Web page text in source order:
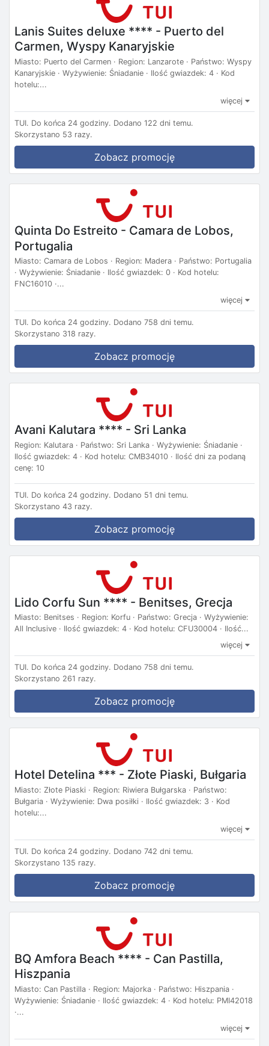
Lanis Suites deluxe **** - Puerto del
Carmen, Wyspy Kanaryjskie
Miasto: Puerto del Carmen · Region: Lanzarote · Państwo: Wyspy
Kanaryjskie · Wyżywienie: Śniadanie · Ilość gwiazdek: 4 · Kod
hotelu:...
więcej
TUI. Do końca 24 godziny. Dodano 122 dni temu.
Skorzystano 53 razy.
Zobacz promocję
Quinta Do Estreito - Camara de Lobos,
Portugalia
Miasto: Camara de Lobos · Region: Madera · Państwo: Portugalia
· Wyżywienie: Śniadanie · Ilość gwiazdek: 0 · Kod hotelu:
FNC16010 ·...
więcej
TUI. Do końca 24 godziny. Dodano 758 dni temu.
Skorzystano 318 razy.
Zobacz promocję
Avani Kalutara **** - Sri Lanka
Region: Kalutara · Państwo: Sri Lanka · Wyżywienie: Śniadanie ·
Ilość gwiazdek: 4 · Kod hotelu: CMB34010 · Ilość dni za podaną
cenę: 10
TUI. Do końca 24 godziny. Dodano 51 dni temu.
Skorzystano 43 razy.
Zobacz promocję
Lido Corfu Sun **** - Benitses, Grecja
Miasto: Benitses · Region: Korfu · Państwo: Grecja · Wyżywienie:
All Inclusive · Ilość gwiazdek: 4 · Kod hotelu: CFU30004 · Ilość...
więcej
TUI. Do końca 24 godziny. Dodano 758 dni temu.
Skorzystano 261 razy.
Zobacz promocję
Hotel Detelina *** - Złote Piaski, Bułgaria
Miasto: Złote Piaski · Region: Riwiera Bułgarska · Państwo:
Bułgaria · Wyżywienie: Dwa posiłki · Ilość gwiazdek: 3 · Kod
hotelu:...
więcej
TUI. Do końca 24 godziny. Dodano 742 dni temu.
Skorzystano 135 razy.
Zobacz promocję
BQ Amfora Beach **** - Can Pastilla,
Hiszpania
Miasto: Can Pastilla · Region: Majorka · Państwo: Hiszpania ·
Wyżywienie: Śniadanie · Ilość gwiazdek: 4 · Kod hotelu: PMI42018
·...
więcej